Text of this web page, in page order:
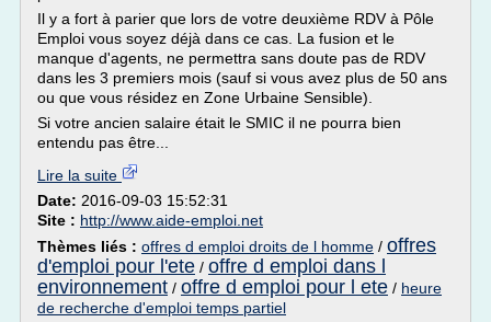
Il y a fort à parier que lors de votre deuxième RDV à Pôle
Emploi vous soyez déjà dans ce cas. La fusion et le
manque d'agents, ne permettra sans doute pas de RDV
dans les 3 premiers mois (sauf si vous avez plus de 50 ans
ou que vous résidez en Zone Urbaine Sensible).
Si votre ancien salaire était le SMIC il ne pourra bien
entendu pas être...
Lire la suite
Date: 2016-09-03 15:52:31
Site : http://www.aide-emploi.net
Thèmes liés : offres d emploi droits de l homme / offres
d'emploi pour l'ete / offre d emploi dans l
environnement / offre d emploi pour l ete / heure
de recherche d'emploi temps partiel